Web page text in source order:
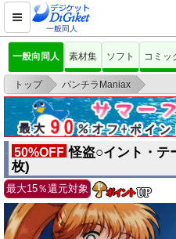
一般同人
一般向同人 素材集 ソフト コミッ
トップ > パンチラManiax
>
怪盗○イント・テールパンチラCG集(
50%OFF 怪盗○イント・テ
枚)
最大15％還元対象